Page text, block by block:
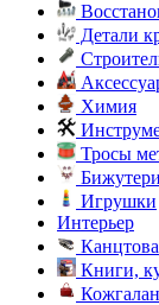
Детали
Химия
Тросы
Игрушки
Интерьер
Книги,